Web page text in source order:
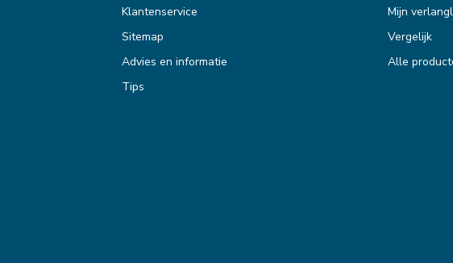
Klantenservice
Sitemap
Advies en informatie
Tips
Mijn
Vergelijk
Alle